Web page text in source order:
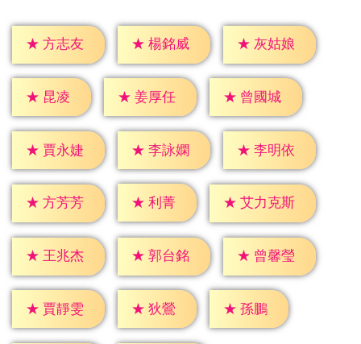
★ 方志友 ★ 楊銘威 ★ 灰姑娘
★ 昆凌 ★ 姜厚任 ★ 曾國城
★ 賈永婕 ★ 李詠嫻 ★ 李明依
★ 方芳芳 ★ 利菁 ★ 艾力克斯
★ 王兆杰 ★ 郭台銘 ★ 曾馨瑩
★ 賈靜雯 ★ 狄鶯 ★ 孫鵬